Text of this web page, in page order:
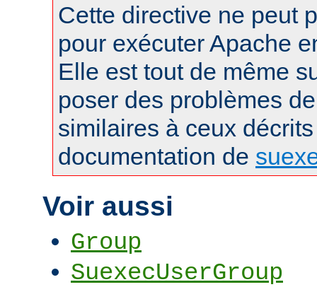
Cette directive ne peut
pour exécuter Apache
Elle est tout de même
poser des problèmes
similaires à ceux
documentation de
Voir aussi
Group
SuexecUserGroup